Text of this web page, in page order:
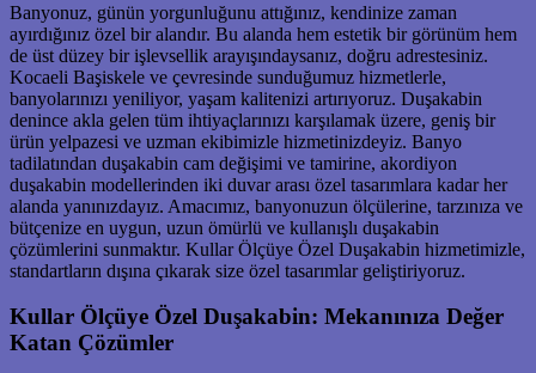
Banyonuz, günün yorgunluğunu attığınız, kendinize zaman
ayırdığınız özel bir alandır. Bu alanda hem estetik bir görünüm hem
de üst düzey bir işlevsellik arayışındaysanız, doğru adrestesiniz.
Kocaeli Başiskele ve çevresinde sunduğumuz hizmetlerle,
banyolarınızı yeniliyor, yaşam kalitenizi artırıyoruz. Duşakabin
denince akla gelen tüm ihtiyaçlarınızı karşılamak üzere, geniş bir
ürün yelpazesi ve uzman ekibimizle hizmetinizdeyiz. Banyo
tadilatından duşakabin cam değişimi ve tamirine, akordiyon
duşakabin modellerinden iki duvar arası özel tasarımlara kadar her
alanda yanınızdayız. Amacımız, banyonuzun ölçülerine, tarzınıza ve
bütçenize en uygun, uzun ömürlü ve kullanışlı duşakabin
çözümlerini sunmaktır. Kullar Ölçüye Özel Duşakabin hizmetimizle,
standartların dışına çıkarak size özel tasarımlar geliştiriyoruz.
Kullar Ölçüye Özel Duşakabin: Mekanınıza Değer
Katan Çözümler